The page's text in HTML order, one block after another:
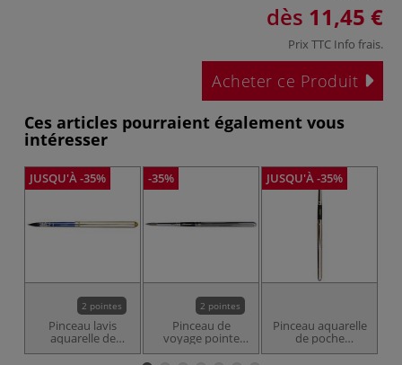
dès 11,45 €
Prix TTC Info frais.
Acheter ce Produit
Ces articles pourraient également vous
intéresser
JUSQU'À -35%
2 pointes
Pinceau lavis
aquarelle de
poche outremer,
-35%
2 pointes
Pinceau de
voyage pointe
ronde, série
JUSQU'À -35%
Pinceau aquarelle
de poche
aquarellys série